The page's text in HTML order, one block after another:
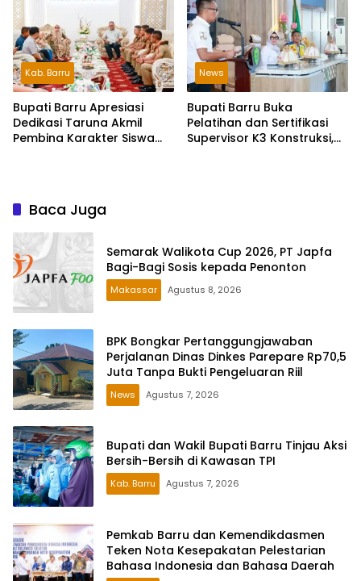
Daerah
Kab. Barru
Bupati Barru Apresiasi
Dedikasi Taruna Akmil
Pembina Karakter Siswa
News
Bupati Barru Buka
Pelatihan dan Sertifikasi
Supervisor K3 Konstruksi,
Baca Juga
Semarak Walikota Cup 2026, PT Japfa
Bagi-Bagi Sosis kepada Penonton
Makassar Agustus 8, 2026
BPK Bongkar Pertanggungjawaban
Perjalanan Dinas Dinkes Parepare Rp70,5
Juta Tanpa Bukti Pengeluaran Riil
News Agustus 7, 2026
Bupati dan Wakil Bupati Barru Tinjau Aksi
Bersih-Bersih di Kawasan TPI
Kab. Barru Agustus 7, 2026
Pemkab Barru dan Kemendikdasmen
Teken Nota Kesepakatan Pelestarian
Bahasa Indonesia dan Bahasa Daerah